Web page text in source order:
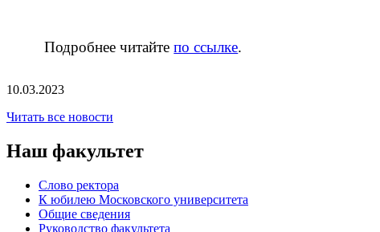
Подробнее читайтепо ссылке.
10.03.2023
Читать все новости
Наш факультет
Слово ректора
К юбилею Московского университета
Общие сведения
Руководство факультета